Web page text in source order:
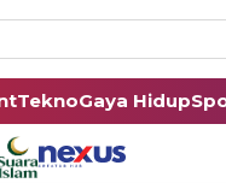
TeknoGaya Hidup